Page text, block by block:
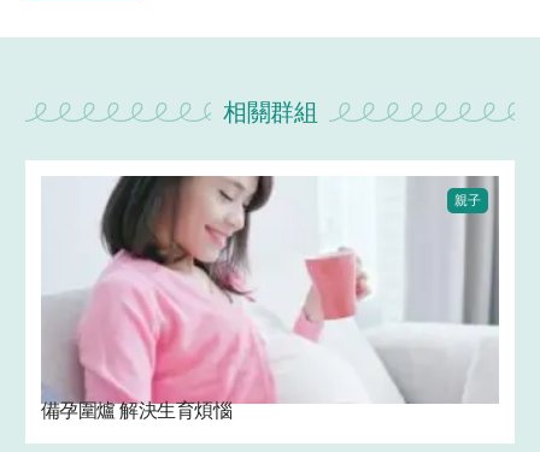
相關群組
親子
備孕圍爐 解決生育煩惱